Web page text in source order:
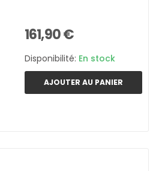
161,90 €
Disponibilité: En stock
AJOUTER AU PANIER